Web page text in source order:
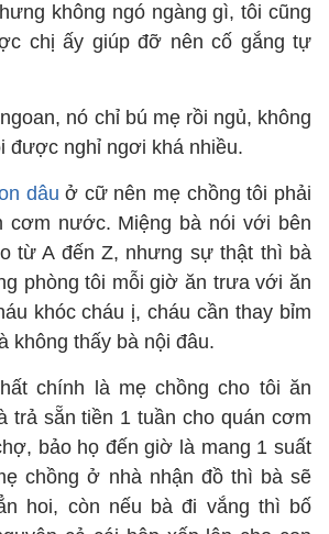
không ngó ngàng gì, tôi cũng
chị ấy giúp đỡ nên cố gắng tự
nó chỉ bú mẹ rồi ngủ, không
được nghỉ ngơi khá nhiều.
dâu ở cữ nên mẹ chồng tôi phải
cơm nước. Miệng bà nói với bên
từ A đến Z, nhưng sự thật thì bà
phòng tôi mỗi giờ ăn trưa với ăn
khóc cháu ị, cháu cần thay bỉm
không thấy bà nội đâu.
chính là mẹ chồng cho tôi ăn
trả sẵn tiền 1 tuần cho quán cơm
bảo họ đến giờ là mang 1 suất
chồng ở nhà nhận đồ thì bà sẽ
hoi, còn nếu bà đi vắng thì bố